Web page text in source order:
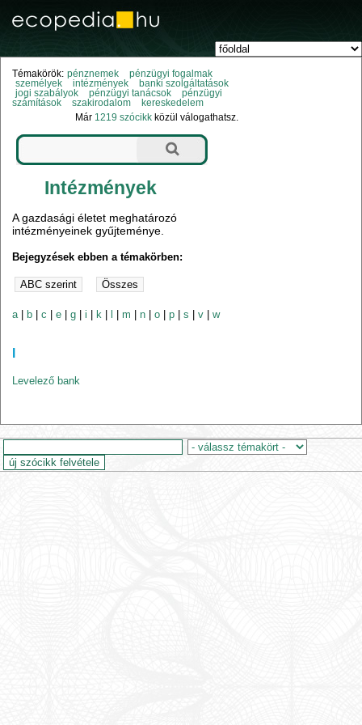
Témakörök: pénznemek
pénzügyi fogalmak
személyek
intézmények
banki szolgáltatások
jogi szabályok
pénzügyi tanácsok
pénzügyi
számítások
szakirodalom
kereskedelem
Már 1219 szócikk közül válogathatsz.
Intézmények
A gazdasági életet meghatározó
intézményeinek gyűjteménye.
Bejegyzések ebben a témakörben:
a| b |c |e |g |i k |m |n |o |p |s |v |w
Levelező bank